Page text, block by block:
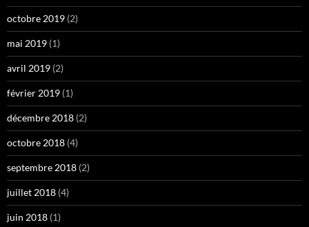
octobre 2019 (2)
mai 2019 (1)
avril 2019 (2)
février 2019 (1)
décembre 2018 (2)
octobre 2018 (4)
septembre 2018 (2)
juillet 2018 (4)
juin 2018 (1)